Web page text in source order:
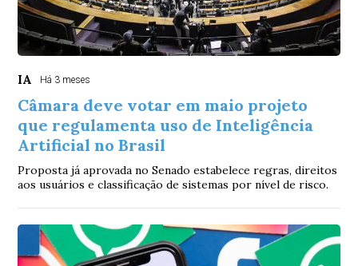
IA Há 3 meses
Câmara deve votar em maio projeto
que regulamenta uso de Inteligência
Artificial no Brasil
Proposta já aprovada no Senado estabelece regras, direitos
aos usuários e classificação de sistemas por nível de risco.